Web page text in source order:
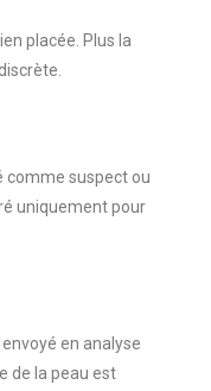
placée. Plus la
comme suspect ou
uniquement pour
en analyse
de la peau est